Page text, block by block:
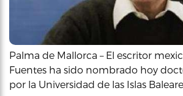
Palma de Mallorca – El escritor
Fuentes ha sido nombrado hoy
por la Universidad de las Islas